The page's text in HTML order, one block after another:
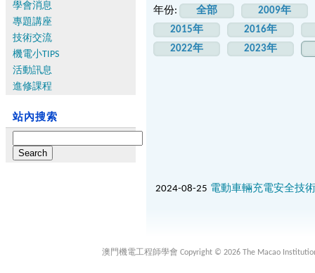
學會消息
專題講座
技術交流
機電小TIPS
活動訊息
進修課程
站內搜索
for:
年份: 全部
2009年
2015年
2016年
2022年
2023年
2024-08-25 電動車輛充電安全技
澳門機電工程師學會 Copyright © 2026 The Macao